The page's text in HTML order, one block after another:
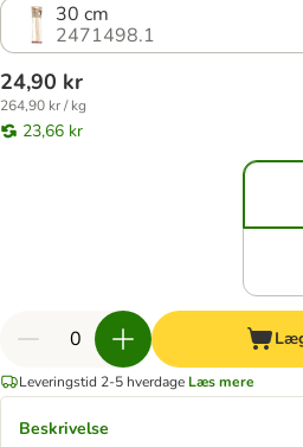
30 cm
2471498.1
24,90 kr
264,90 kr / kg
23,66 kr
Leveringstid 2-5 hverdage Læs mere
Beskrivelse